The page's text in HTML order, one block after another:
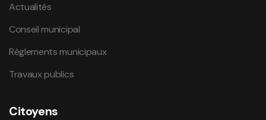
Actualités
Conseil municipal
Règlements municipaux
Travaux publics
Citoyens